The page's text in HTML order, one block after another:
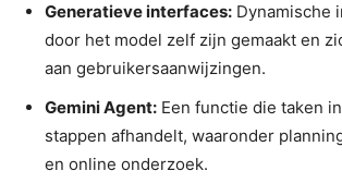
Generatieve interfaces: Dynamische
door het model zelf zijn gemaakt en
aan gebruikersaanwijzingen.
Gemini Agent: Een functie die taken
stappen afhandelt, waaronder
en online onderzoek.